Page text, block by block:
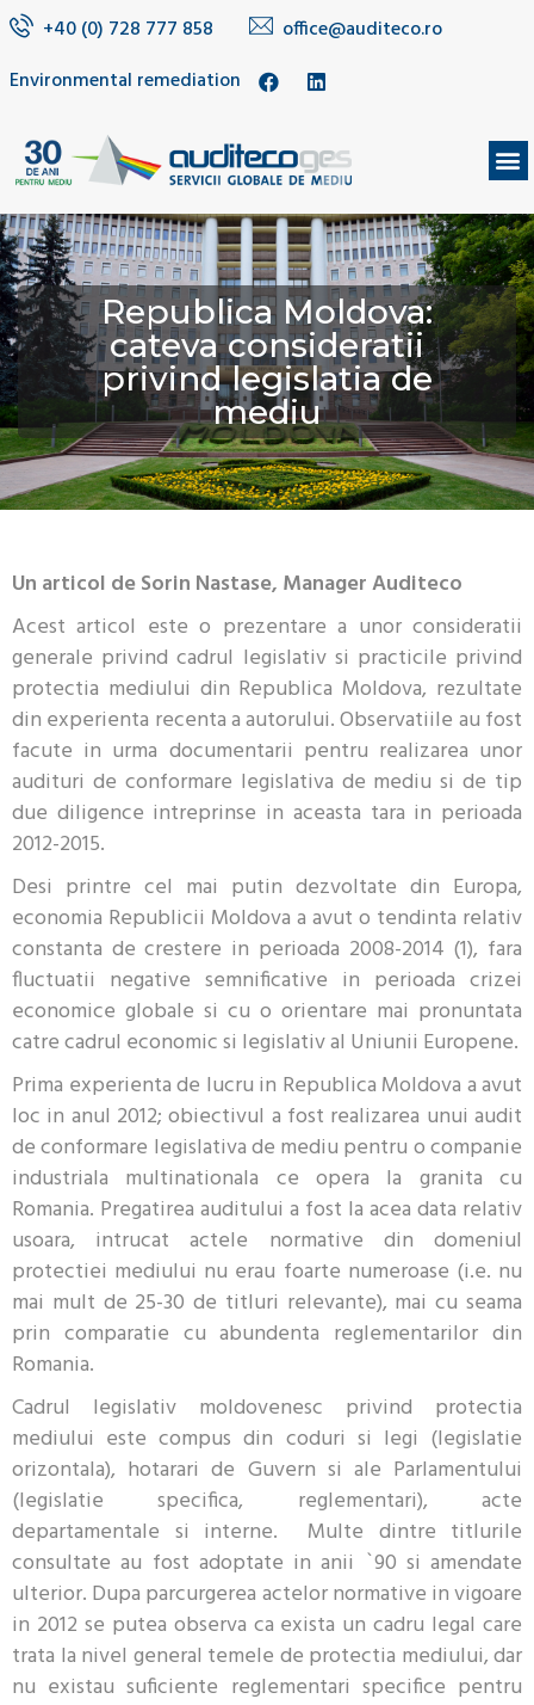
+40 (0) 728 777 858
office@auditeco.ro
Environmental remediation
Republica Moldova:
cateva consideratii
privind legislatia de
mediu
Un articol de Sorin Nastase, Manager Auditeco
Acest articol este o prezentare a unor consideratii
generale privind cadrul legislativ si practicile privind
protectia mediului din Republica Moldova, rezultate
din experienta recenta a autorului. Observatiile au fost
facute in urma documentarii pentru realizarea unor
audituri de conformare legislativa de mediu si de tip
due diligence intreprinse in aceasta tara in perioada
2012-2015.
Desi printre cel mai putin dezvoltate din Europa,
economia Republicii Moldova a avut o tendinta relativ
constanta de crestere in perioada 2008-2014 (1), fara
fluctuatii negative semnificative in perioada crizei
economice globale si cu o orientare mai pronuntata
catre cadrul economic si legislativ al Uniunii Europene.
Prima experienta de lucru in Republica Moldova a avut
loc in anul 2012; obiectivul a fost realizarea unui audit
de conformare legislativa de mediu pentru o companie
industriala multinationala ce opera la granita cu
Romania. Pregatirea auditului a fost la acea data relativ
usoara, intrucat actele normative din domeniul
protectiei mediului nu erau foarte numeroase (i.e. nu
mai mult de 25-30 de titluri relevante), mai cu seama
prin comparatie cu abundenta reglementarilor din
Romania.
Cadrul legislativ moldovenesc privind protectia
mediului este compus din coduri si legi (legislatie
orizontala), hotarari de Guvern si ale Parlamentului
(legislatie specifica, reglementari), acte
departamentale si interne. Multe dintre titlurile
consultate au fost adoptate in anii `90 si amendate
ulterior. Dupa parcurgerea actelor normative in vigoare
in 2012 se putea observa ca exista un cadru legal care
trata la nivel general temele de protectia mediului, dar
nu existau suficiente reglementari specifice pentru